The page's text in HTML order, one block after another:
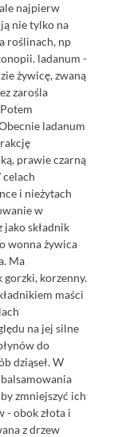
najpierw
nie tylko na
roślinach, np
ladanum -
żywicę, zwaną
zarośla
ladanum
prawie czarną
celach
i nieżytach
w
składnik
wonna żywica
Ma
gorzki, korzenny.
maści
na jej silne
do
dziąseł. W
zmniejszyć ich
- obok złota i
z drzew